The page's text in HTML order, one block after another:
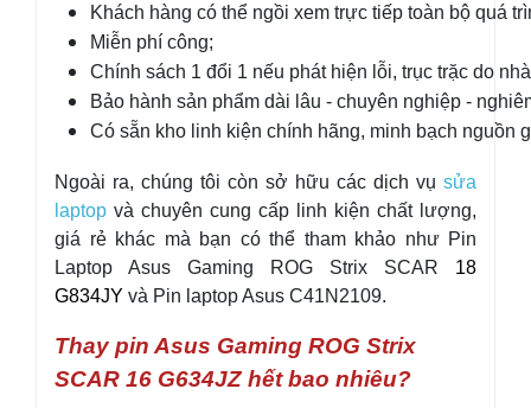
Khách hàng có thể ngồi xem trực tiếp toàn bộ quá
Miễn phí công;
Chính sách 1 đổi 1 nếu phát hiện lỗi, trục trặc do
Bảo hành sản phẩm dài lâu - chuyên nghiệp -
Có sẵn kho linh kiện chính hãng, minh bạch nguồn
Ngoài ra, chúng tôi còn sở hữu các dịch vụ sửa
laptop và chuyên cung cấp linh kiện chất lượng,
giá rẻ khác mà bạn có thể tham khảo như Pin
Laptop Asus Gaming ROG Strix SCAR
18
G834JY và Pin laptop Asus C41N2109.
Thay pin Asus Gaming ROG Strix
SCAR 16 G634JZ hết bao nhiêu?